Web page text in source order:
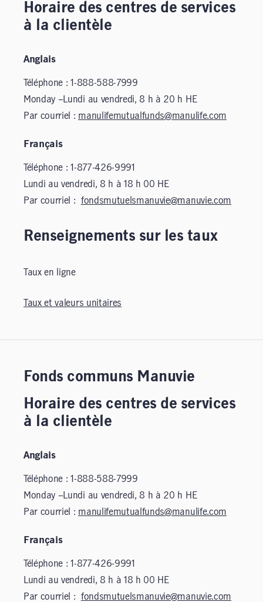
Horaire des centres de services
à la clientèle
Anglais
Téléphone : 1-888-588-7999
Monday –Lundi au vendredi, 8 h à 20 h HE
Par courriel : manulifemutualfunds@manulife.com
Français
Téléphone : 1-877-426-9991
Lundi au vendredi, 8 h à 18 h 00 HE
Par courriel : fondsmutuelsmanuvie@manuvie.com
Renseignements sur les taux
Taux en ligne
Taux et valeurs unitaires
Fonds communs Manuvie
Horaire des centres de services
à la clientèle
Anglais
Téléphone : 1-888-588-7999
Monday –Lundi au vendredi, 8 h à 20 h HE
Par courriel : manulifemutualfunds@manulife.com
Français
Téléphone : 1-877-426-9991
Lundi au vendredi, 8 h à 18 h 00 HE
Par courriel : fondsmutuelsmanuvie@manuvie.com